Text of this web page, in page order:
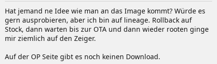
Hat jemand ne Idee wie man an das Image kommt? Würde es
gern ausprobieren, aber ich bin auf lineage. Rollback auf
Stock, dann warten bis zur OTA und dann wieder rooten ginge
mir ziemlich auf den Zeiger.
Auf der OP Seite gibt es noch keinen Download.